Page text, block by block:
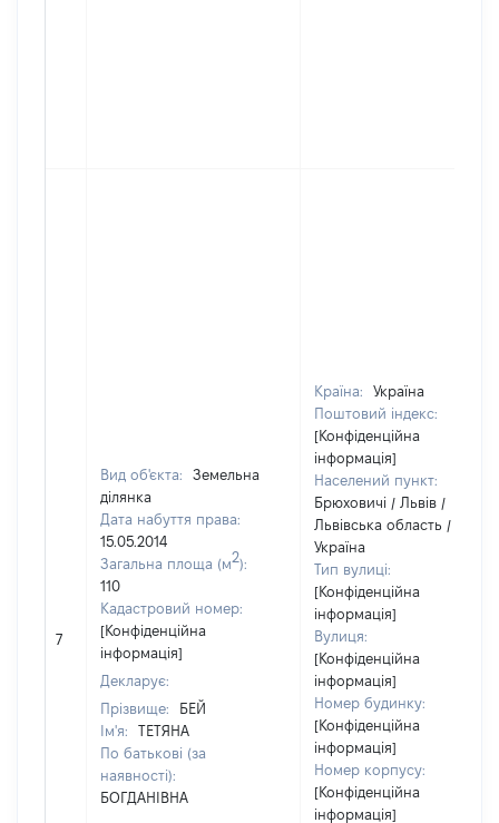
7
Вид об'єкта:
Земельна
ділянка
Дата набуття права:
15.05.2014
Загальна площа (м2):
110
Кадастровий номер:
[Конфіденційна
інформація]
Декларує:
Прізвище:
БЕЙ
Ім'я:
ТЕТЯНА
По батькові (за
наявності):
БОГДАНІВНА
Країна:
Україна
Поштовий індекс:
[Конфіденційна
інформація]
Населений пункт:
Брюховичі / Львів /
Львівська область /
Україна
Тип вулиці:
[Конфіденційна
інформація]
Вулиця:
[Конфіденційна
інформація]
Номер будинку:
[Конфіденційна
інформація]
Номер корпусу:
[Конфіденційна
інформація]